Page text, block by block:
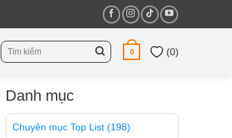
Tìm
kiếm:
0 (0)
Danh mục
Chuyên mục Top List (198)